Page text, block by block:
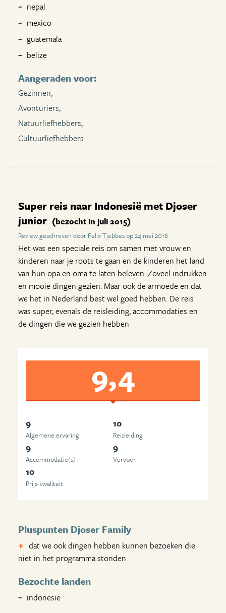
nepal
mexico
guatemala
belize
Aangeraden voor:
Gezinnen,
Avonturiers,
Natuurliefhebbers,
Cultuurliefhebbers
Super reis naar Indonesië met Djoser
junior (bezocht in juli 2015)
Review geschreven door Felix Tjebbes op 24 mei 2016
Het was een speciale reis om samen met vrouw en
kinderen naar je roots te gaan en de kinderen het land
van hun opa en oma te laten beleven. Zoveel indrukken
en mooie dingen gezien. Maar ook de armoede en dat
we het in Nederland best wel goed hebben. De reis
was super, evenals de reisleiding, accommodaties en
de dingen die we gezien hebben
9,4
9
Algemene ervaring
10
Reisleiding
9
Accommodatie(s)
9
Vervoer
10
Prijs-kwaliteit
Pluspunten Djoser Family
dat we ook dingen hebben kunnen bezoeken die
niet in het programma stonden
Bezochte landen
indonesie